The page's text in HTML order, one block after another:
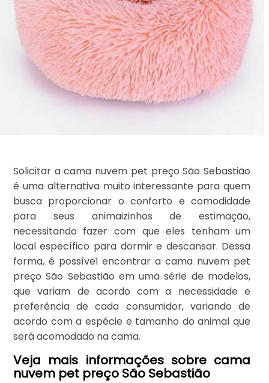
Solicitar a cama nuvem pet preço São Sebastião
é uma alternativa muito interessante para quem
busca proporcionar o conforto e comodidade
para seus animaizinhos de estimação,
necessitando fazer com que eles tenham um
local específico para dormir e descansar. Dessa
forma, é possível encontrar a cama nuvem pet
preço São Sebastião em uma série de modelos,
que variam de acordo com a necessidade e
preferência de cada consumidor, variando de
acordo com a espécie e tamanho do animal que
será acomodado na cama.
Veja mais informações sobre cama
nuvem pet preço São Sebastião